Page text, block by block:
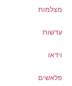
מצלמות
עדשות
וידאו
פלאשים